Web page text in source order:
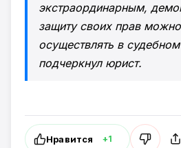
экстраординарным,
защиту своих прав
осуществлять в
подчеркнул юрист.
Нравится +1